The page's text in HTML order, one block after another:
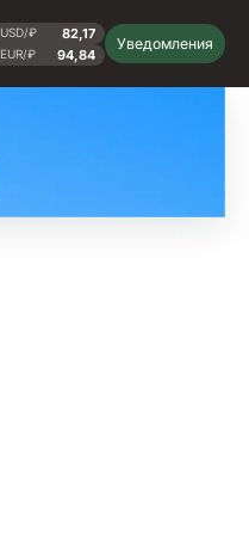
USD/₽ 82,17
EUR/₽ 94,84
Уведомления